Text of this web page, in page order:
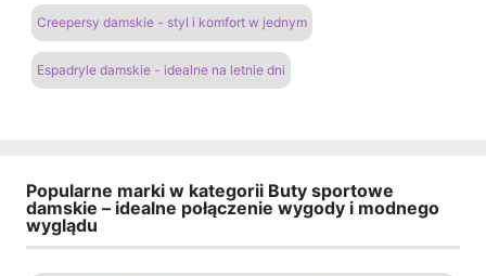
Creepersy damskie - styl i komfort w jednym
Espadryle damskie - idealne na letnie dni
Popularne marki w kategorii Buty sportowe
damskie – idealne połączenie wygody i modnego
wyglądu